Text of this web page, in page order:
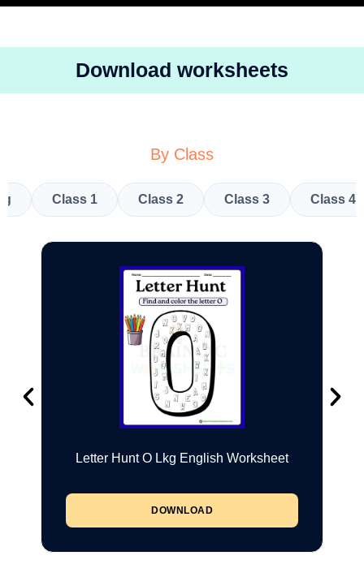
Download worksheets
By Class
Class 1 Class 2 Class 3 Class 4
Letter Hunt O Lkg English Worksheet
DOWNLOAD